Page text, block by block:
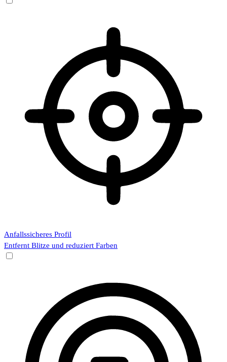
Anfallssicheres Profil
Entfernt Blitze und reduziert Farben